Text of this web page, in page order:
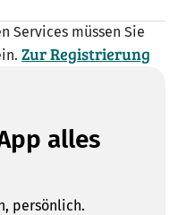
Services müssen Sie
Zur Registrierung
alles
persönlich.